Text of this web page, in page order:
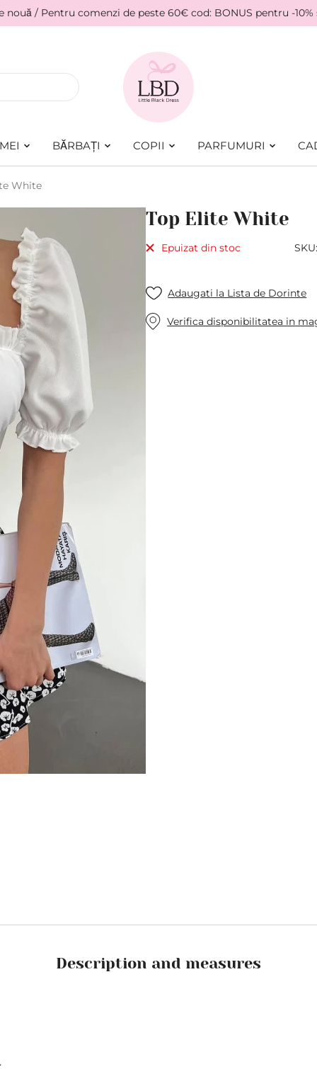
nouă / Pentru comenzi de peste 60€ cod: BONUS pentru -
BĂRBAȚI COPII PARFUMURI
White
Top Elite White
Epuizat din stoc SKU
Adaugati la Lista de Dorinte
Verifica disponibilitatea in
Description and measures